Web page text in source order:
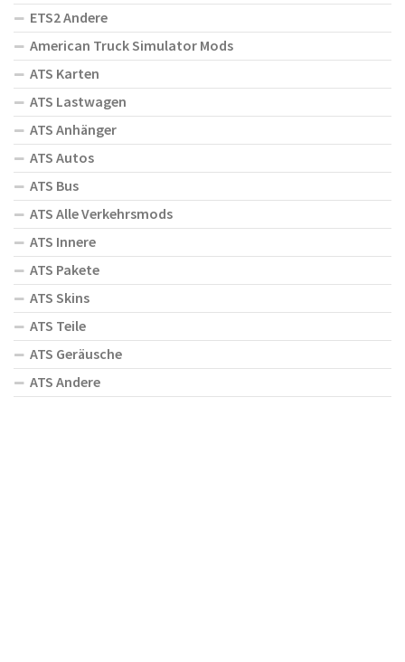
ETS2 Andere
American Truck Simulator Mods
ATS Karten
ATS Lastwagen
ATS Anhänger
ATS Autos
ATS Bus
ATS Alle Verkehrsmods
ATS Innere
ATS Pakete
ATS Skins
ATS Teile
ATS Geräusche
ATS Andere